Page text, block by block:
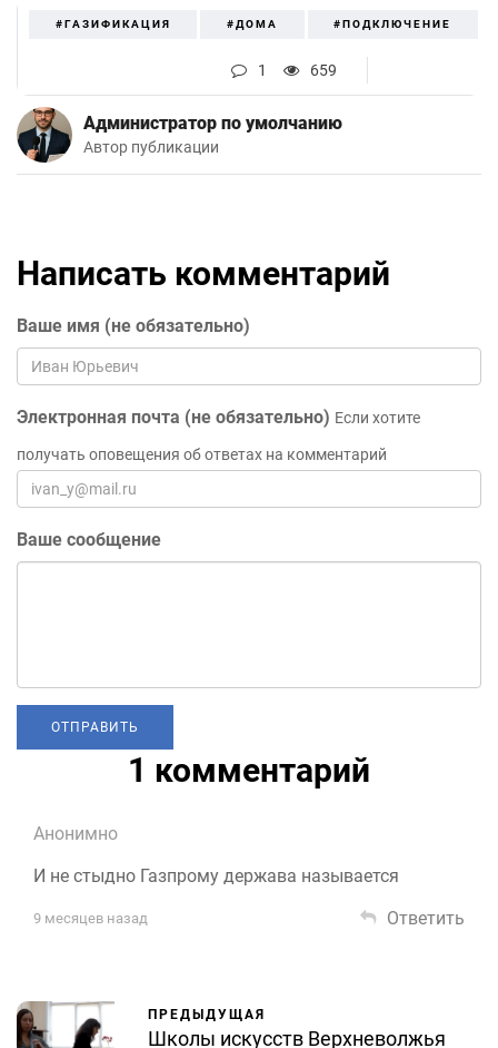
#ГАЗИФИКАЦИЯ #ДОМА #ПОДКЛЮЧЕНИЕ
1 659
Администратор по умолчанию
Автор публикации
Написать комментарий
Ваше имя (не обязательно)
Электронная почта (не обязательно) Если хотите
получать оповещения об ответах на комментарий
Ваше сообщение
1 комментарий
Анонимно
И не стыдно Газпрому держава называется
9 месяцев назад Ответить
ПРЕДЫДУЩАЯ
Школы искусств Верхневолжья